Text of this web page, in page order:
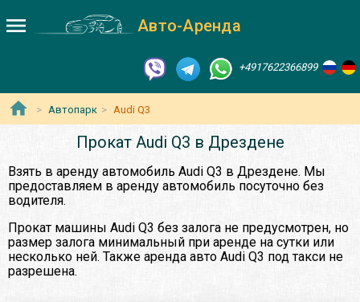
Авто-Аренда
+4917622366899
Автопарк Audi Q3
Прокат Audi Q3 в Дрездене
Взять в аренду автомобиль Audi Q3 в Дрездене. Мы
предоставляем в аренду автомобиль посуточно без
водителя.
Прокат машины Audi Q3 без залога не предусмотрен, но
размер залога минимальный при аренде на сутки или
несколько ней. Также аренда авто Audi Q3 под такси не
разрешена.